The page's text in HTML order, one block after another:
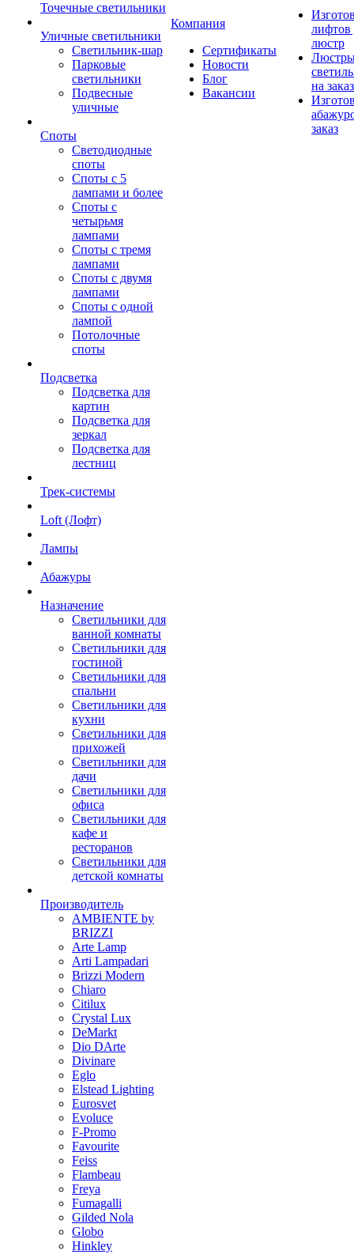
Точечные светильники
Уличные светильники
Светильник-шар
Парковые
светильники
Подвесные
уличные
Споты
Светодиодные
споты
Споты с 5
лампами и более
Споты с
четырьмя
лампами
Споты с тремя
лампами
Споты с двумя
лампами
Споты с одной
лампой
Потолочные
споты
Подсветка
Подсветка для
картин
Подсветка для
зеркал
Подсветка для
лестниц
Трек-системы
Loft (Лофт)
Лампы
Абажуры
Назначение
Светильники для
ванной комнаты
Светильники для
гостиной
Светильники для
спальни
Светильники для
кухни
Светильники для
прихожей
Светильники для
дачи
Светильники для
офиса
Светильники для
кафе и
ресторанов
Светильники для
детской комнаты
Производитель
AMBIENTE by
BRIZZI
Arte Lamp
Arti Lampadari
Brizzi Modern
Chiaro
Citilux
Crystal Lux
DeMarkt
Dio DArte
Divinare
Eglo
Elstead Lighting
Eurosvet
Evoluce
F-Promo
Favourite
Feiss
Flambeau
Freya
Fumagalli
Gilded Nola
Globo
Hinkley
Компания
Сертификаты
Новости
Блог
Вакансии
лифтов
люстр
на заказ
заказ